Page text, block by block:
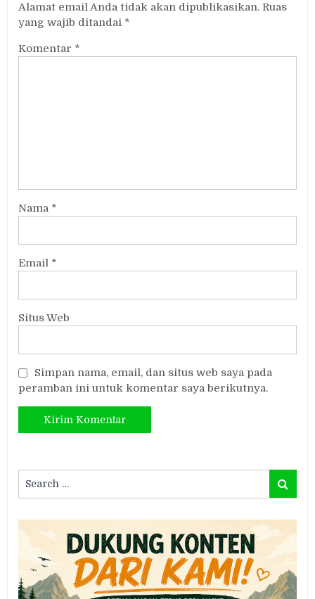
Alamat email Anda tidak akan dipublikasikan. Ruas
yang wajib ditandai *
Komentar *
Nama *
Email *
Situs Web
Simpan nama, email, dan situs web saya pada
peramban ini untuk komentar saya berikutnya.
for:
Search